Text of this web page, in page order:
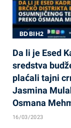
BD BIH2
Da li je Esed
sredstva
plaćali tajni
Jasmina
Osmana
16/03/2023